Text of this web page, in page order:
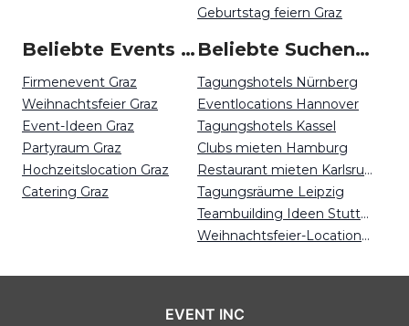
Geburtstag feiern Graz
Beliebte Events in Graz
Firmenevent Graz
Weihnachtsfeier Graz
Event-Ideen Graz
Partyraum Graz
Hochzeitslocation Graz
Catering Graz
Beliebte Suchen auf Event Inc
Tagungshotels Nürnberg
Eventlocations Hannover
Tagungshotels Kassel
Clubs mieten Hamburg
Restaurant mieten Karlsruhe
Tagungsräume Leipzig
Teambuilding Ideen Stuttgart
Weihnachtsfeier-Locations Düsseldorf
EVENT INC